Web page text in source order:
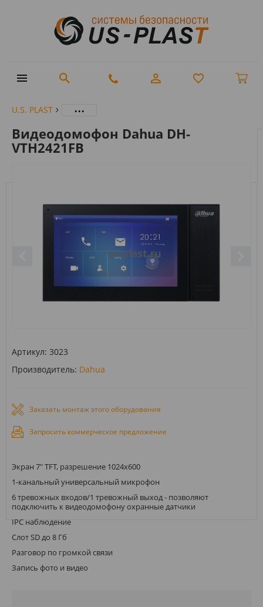
U.S. PLAST ...
Видеодомофон Dahua DH-
VTH2421FB
Артикул: 3023
Производитель: Dahua
Заказать монтаж этого оборудования
Запросить коммерческое предложение
Экран 7" TFT, разрешение 1024x600
1-канальный универсальный микрофон
6 тревожных входов/1 тревожный выход - позволяют
подключить к видеодомофону охранные датчики
IPC наблюдение
Слот SD до 8 Гб
Разговор по громкой связи
Запись фото и видео